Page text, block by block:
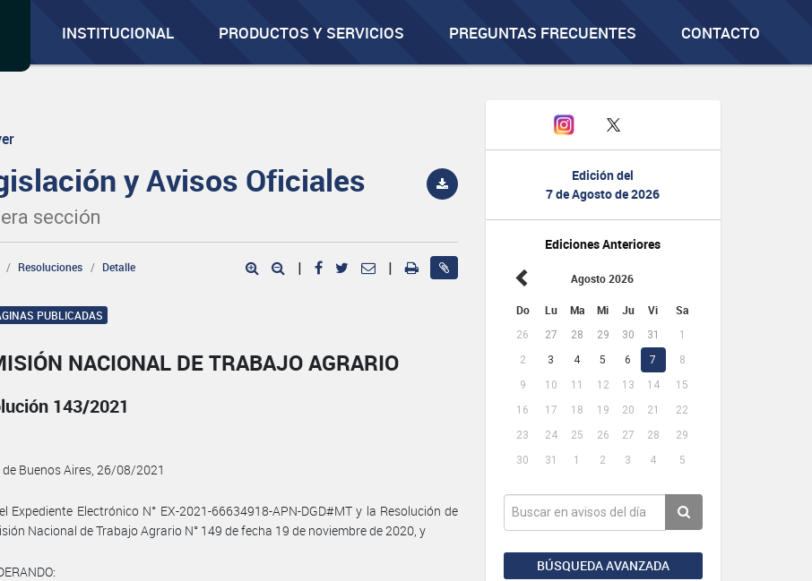
INSTITUCIONAL PRODUCTOS Y SERVICIOS PREGUNTAS FRECUENTES CONTACTO
Edición del
7 de Agosto de 2026
Ediciones Anteriores
Agosto 2026
Do Lu Ma Mi Ju Vi Sa
26 27 28 29 30 31
1
2
3 4 5 6 7
8
9
10 11 12 13 14
15
16
17 18 19 20 21
22
23
24 25 26 27 28
29
30
31 1 2 3 4 5
BÚSQUEDA AVANZADA
y Avisos Oficiales
sección
Resoluciones Detalle | |
PUBLICADAS
NACIONAL DE TRABAJO AGRARIO
143/2021
de Buenos Aires, 26/08/2021
Expediente Electrónico N° EX-2021-66634918-APN-DGD#MT y la Resolución de
Nacional de Trabajo Agrario N° 149 de fecha 19 de noviembre de 2020, y